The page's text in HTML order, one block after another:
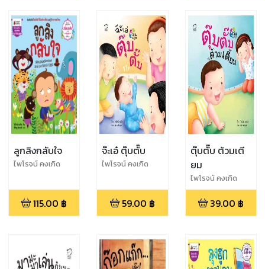
ลูกลิงกลับใจ
ไพโรจน์ คงเกิด
115.00 ฿
จ๊ะเอ๋ ตุ๊บตั๊บ
ไพโรจน์ คงเกิด
59.00 ฿
ตุ๊บตั๊บ ต้วมเตี
ยม
ไพโรจน์ คงเกิด
39.00 ฿